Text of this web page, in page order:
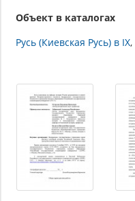
Объект в каталогах
Русь (Киевская Русь) в IX